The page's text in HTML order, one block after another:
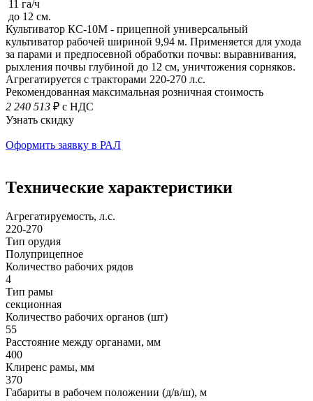
11 га/ч
до 12 см.
Культиватор КС-10М - прицепной универсальный
культиватор рабочей шириной 9,94 м. Применяется для ухода
за парами и предпосевной обработки почвы: выравнивания,
рыхления почвы глубиной до 12 см, уничтожения сорняков.
Агрегатируется с тракторами 220-270 л.с.
Рекомендованная максимальная розничная стоимость
2 240 513 ₽ с НДС
Узнать скидку
Оформить заявку в РАЛ
Технические характеристики
Агрегатируемость, л.с.
220-270
Тип орудия
Полуприцепное
Количество рабочих рядов
4
Тип рамы
секционная
Количество рабочих органов (шт)
55
Расстояние между органами, мм
400
Клиренс рамы, мм
370
Габариты в рабочем положении (д/в/ш), м